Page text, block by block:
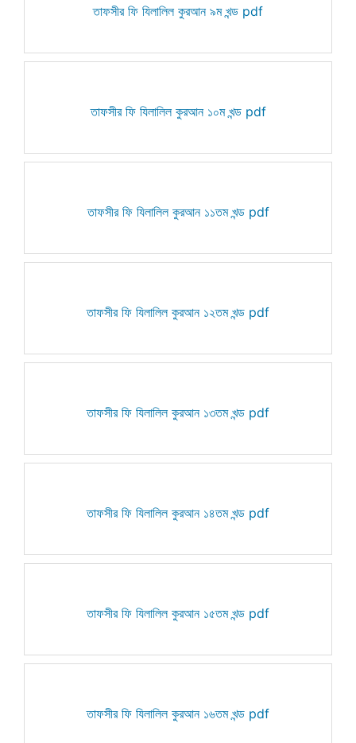
তাফসীর ফি যিলালিল কুরআন ৯ম খন্ড pdf
তাফসীর ফি যিলালিল কুরআন ১০ম খন্ড pdf
তাফসীর ফি যিলালিল কুরআন ১১তম খন্ড pdf
তাফসীর ফি যিলালিল কুরআন ১২তম খন্ড pdf
তাফসীর ফি যিলালিল কুরআন ১৩তম খন্ড pdf
তাফসীর ফি যিলালিল কুরআন ১৪তম খন্ড pdf
তাফসীর ফি যিলালিল কুরআন ১৫তম খন্ড pdf
তাফসীর ফি যিলালিল কুরআন ১৬তম খন্ড pdf